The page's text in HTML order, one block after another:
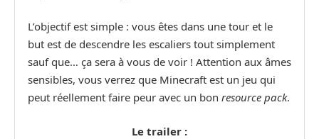
L’objectif est simple : vous êtes dans une tour et le
but est de descendre les escaliers tout simplement
sauf que… ça sera à vous de voir ! Attention aux âmes
sensibles, vous verrez que Minecraft est un jeu qui
peut réellement faire peur avec un bon resource pack.
Le trailer :